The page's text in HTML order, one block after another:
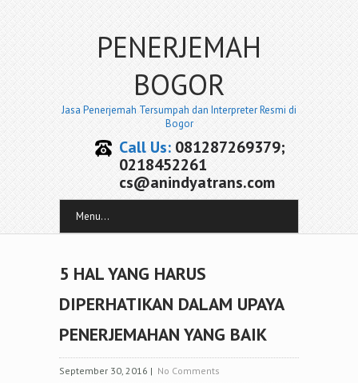
PENERJEMAH
BOGOR
Jasa Penerjemah Tersumpah dan Interpreter Resmi di
Bogor
Call Us:081287269379;
0218452261
cs@anindyatrans.com
Menu...
5 HAL YANG HARUS
DIPERHATIKAN DALAM UPAYA
PENERJEMAHAN YANG BAIK
September 30, 2016 | No Comments